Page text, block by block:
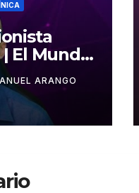
El Mundo
ARANGO